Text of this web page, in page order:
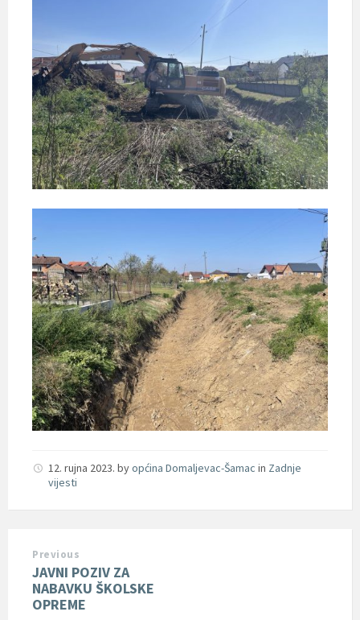
12. rujna 2023. byopćina Domaljevac-Šamac in Zadnje
vijesti
Previous
JAVNI POZIV ZA
NABAVKU ŠKOLSKE
OPREME